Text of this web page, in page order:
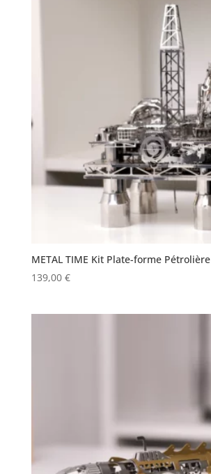
METAL TIME Kit Plate-forme Pétrolière
139,00 €